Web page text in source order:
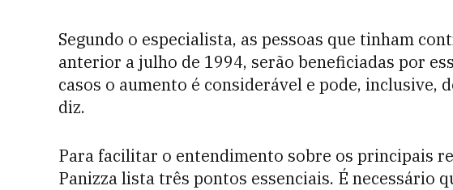
Segundo o especialista, as pessoas que tinham
anterior a julho de 1994, serão beneficiadas por
casos o aumento é considerável e pode, inclusive,
diz.
Para facilitar o entendimento sobre os principais
Panizza lista três pontos essenciais. É necessário